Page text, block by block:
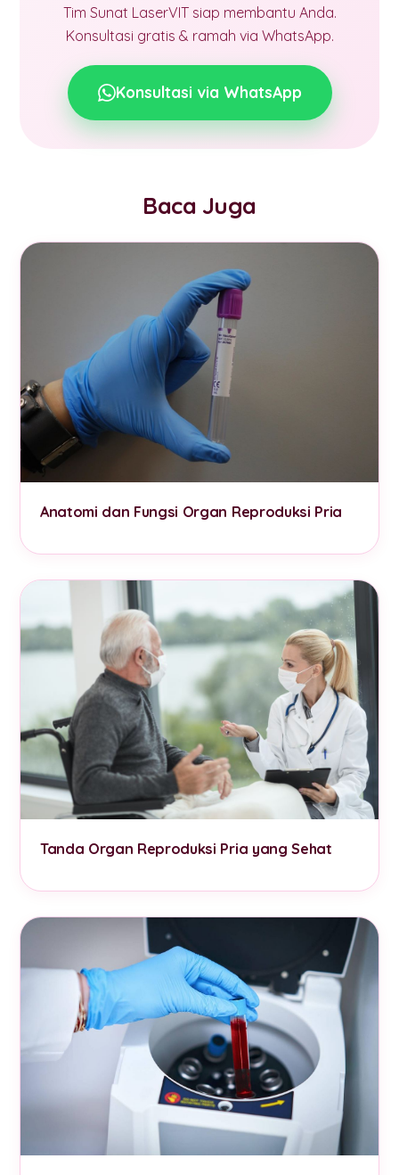
Tim Sunat LaserVIT siap membantu Anda.
Konsultasi gratis & ramah via WhatsApp.
Konsultasi via WhatsApp
Baca Juga
Anatomi dan Fungsi Organ Reproduksi Pria
Tanda Organ Reproduksi Pria yang Sehat